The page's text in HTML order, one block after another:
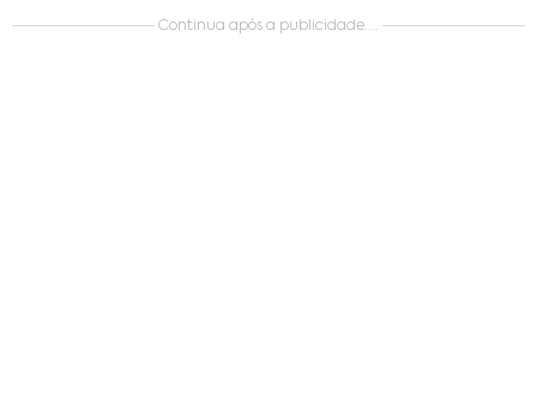
Continua após a publicidade....